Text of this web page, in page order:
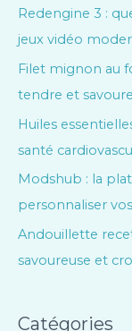
Redengine 3 :
jeux vidéo
Filet mignon au
tendre et
Huiles
santé
Modshub : la
personnaliser
Andouillette
savoureuse et
Catégories